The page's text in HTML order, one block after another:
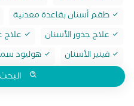
طقم أسنان بقاعدة معدنية
علاج جذور الأسنان
علاج
فينير الأسنان
هوليود